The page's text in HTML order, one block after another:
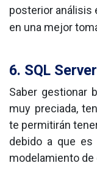
posterior análisis
en una mejor
6. SQL Server
Saber gestionar
muy preciada,
te permitirán
debido a que
modelamiento de